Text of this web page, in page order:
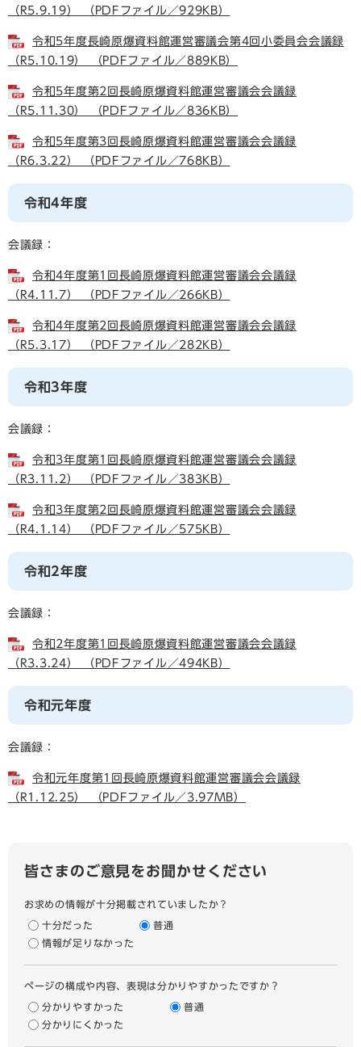
（R5.9.19） （PDFファイル／929KB）
令和5年度長崎原爆資料館運営審議会第4回小委員会会議録
（R5.10.19） （PDFファイル／889KB）
令和5年度第2回長崎原爆資料館運営審議会会議録
（R5.11.30） （PDFファイル／836KB）
令和5年度第3回長崎原爆資料館運営審議会会議録
（R6.3.22） （PDFファイル／768KB）
令和4年度
会議録：
令和4年度第1回長崎原爆資料館運営審議会会議録
（R4.11.7） （PDFファイル／266KB）
令和4年度第2回長崎原爆資料館運営審議会会議録
（R5.3.17） （PDFファイル／282KB）
令和3年度
会議録：
令和3年度第1回長崎原爆資料館運営審議会会議録
（R3.11.2） （PDFファイル／383KB）
令和3年度第2回長崎原爆資料館運営審議会会議録
（R4.1.14） （PDFファイル／575KB）
令和2年度
会議録：
令和2年度第1回長崎原爆資料館運営審議会会議録
（R3.3.24） （PDFファイル／494KB）
令和元年度
会議録：
令和元年度第1回長崎原爆資料館運営審議会会議録
（R1.12.25） （PDFファイル／3.97MB）
皆さまのご意見をお聞かせください
お求めの情報が十分掲載されていましたか？
十分だった
普通
情報が足りなかった
ページの構成や内容、表現は分かりやすかったですか？
分かりやすかった
普通
分かりにくかった